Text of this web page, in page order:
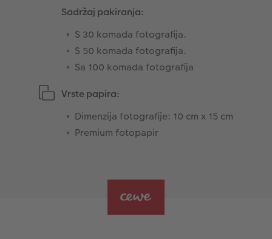
Sadržaj pakiranja:
S 30 komada fotografija.
S 50 komada fotografija.
Sa 100 komada fotografija
Vrste papira:
Dimenzija fotografije: 10 cm x 15 cm
Premium fotopapir